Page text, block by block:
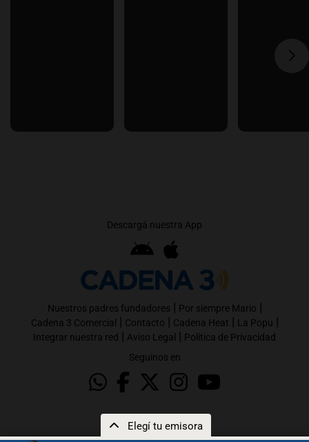
Elegí tu emisora
Descargá nuestra App
Nuestros padres fundadores | Por siempre Mario |
Cadena 3 Comercial | Contacto | Cadena Heat | La Popu |
Integrar nuestra red | Aviso Legal | Política de Privacidad
Seguinos en